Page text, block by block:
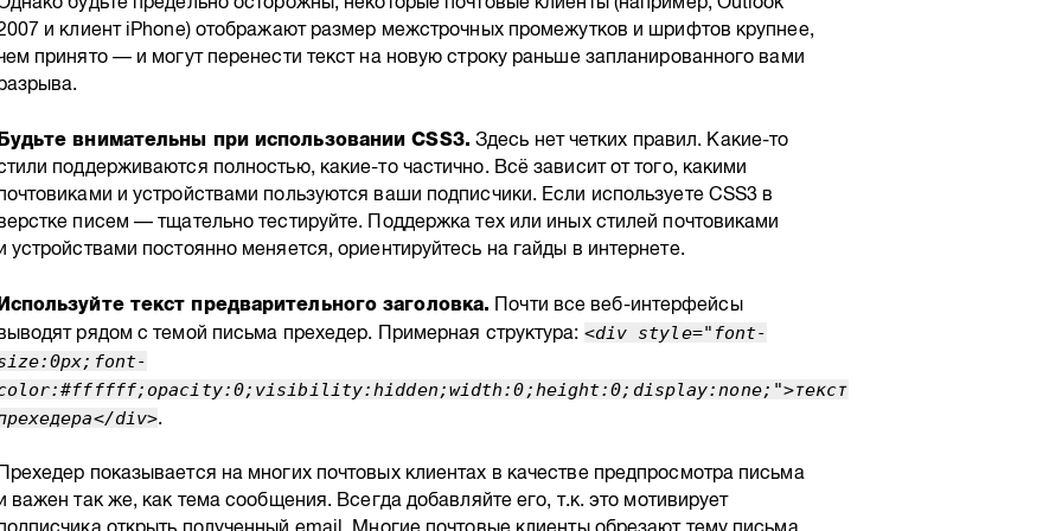
и клиент iPhone) отображают размер межстрочных промежутков и шрифтов крупнее,
принято — и могут перенести текст на новую строку раньше запланированного вами
внимательны при использовании CSS3. Здесь нет четких правил. Какие-то
поддерживаются полностью, какие-то частично. Всё зависит от того, какими
и устройствами пользуются ваши подписчики. Если используете CSS3 в
писем — тщательно тестируйте. Поддержка тех или иных стилей почтовиками
устройствами постоянно меняется, ориентируйтесь на гайды в интернете.
текст предварительного заголовка. Почти все веб-интерфейсы
рядом с темой письма прехедер. Примерная структура: <div style="font-
div>.
показывается на многих почтовых клиентах в качестве предпросмотра письма
важен так же, как тема сообщения. Всегда добавляйте его, т.к. это мотивирует